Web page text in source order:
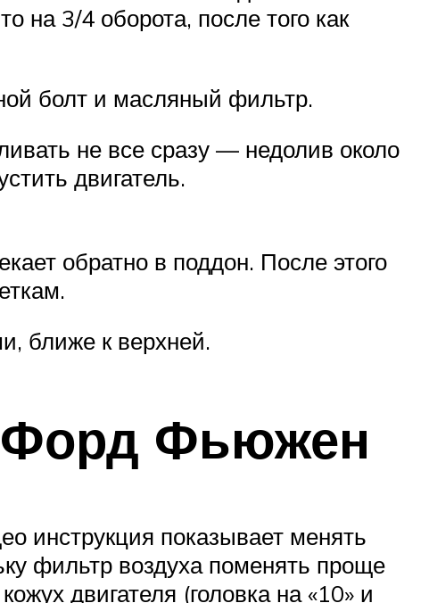
на 3/4 оборота, после того как
болт и масляный фильтр.
не все сразу — недолив около
двигатель.
обратно в поддон. После этого
ближе к верхней.
Форд Фьюжен
инструкция показывает менять
фильтр воздуха поменять проще
двигателя (головка на «10» и